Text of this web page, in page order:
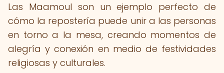
Las Maamoul son un ejemplo perfecto de
cómo la repostería puede unir a las personas
en torno a la mesa, creando momentos de
alegría y conexión en medio de festividades
religiosas y culturales.